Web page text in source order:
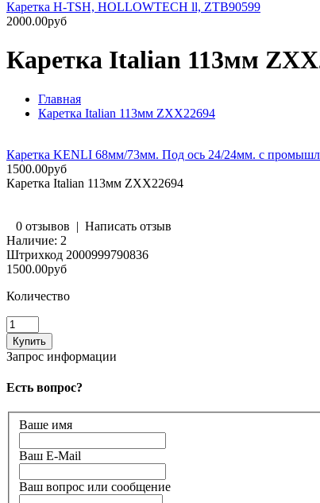
Каретка H-TSH, HOLLOWTECH ll, ZTB90599
2000.00руб
Каретка Italian 113мм
Главная
Каретка Italian 113мм ZXX22694
Каретка KENLI 68мм/73мм. Под ось 24/24мм. с
1500.00руб
Каретка Italian 113мм ZXX22694
0 отзывов | Написать отзыв
Наличие: 2
Штрихкод 2000999790836
1500.00руб
Количество
Запрос информации
Есть вопрос?
Ваше имя
Ваш E-Mail
Ваш вопрос или сообщение